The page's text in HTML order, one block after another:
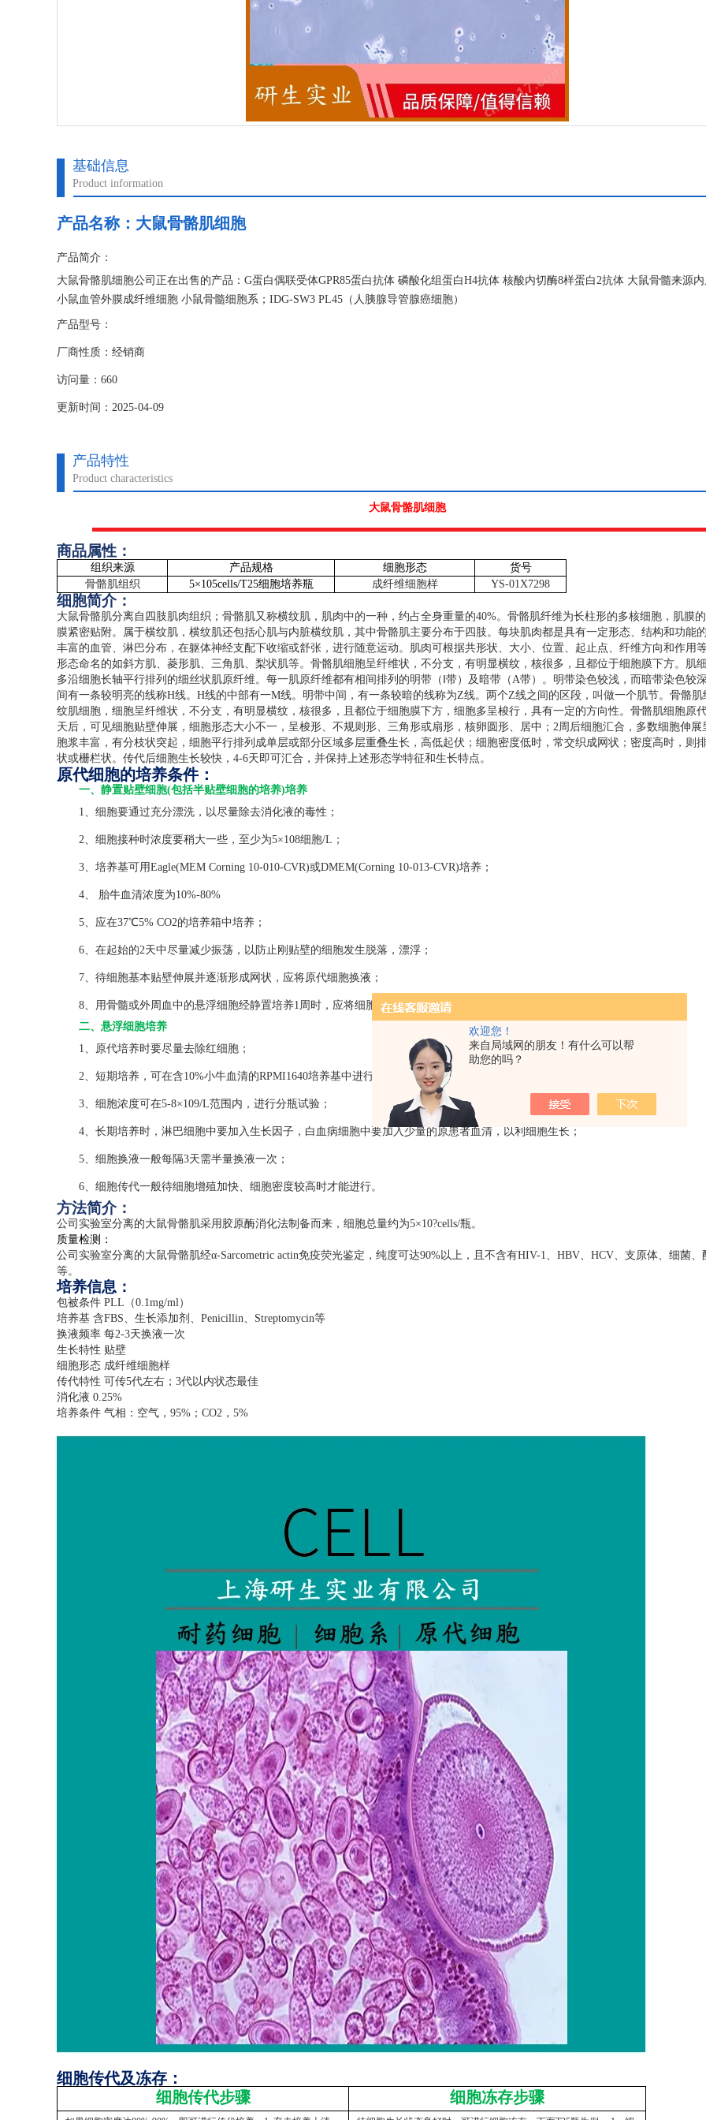
欢迎您！
来自局域网的朋友！有什么可以帮
助您的吗？
基础信息
Product information
产品名称： 大鼠骨骼肌细胞
产品简介：
大鼠骨骼肌细胞公司正在出售的产品：G蛋白偶联受体GPR85蛋白抗体 磷酸化组蛋白H4抗体 核酸内切酶8样蛋白2抗体 大鼠骨髓来源
小鼠血管外膜成纤维细胞 小鼠骨髓细胞系；IDG-SW3 PL45（人胰腺导管腺癌细胞）
产品型号：
厂商性质：经销商
访问量：660
更新时间：2025-04-09
产品特性
Product characteristics
大鼠骨骼肌细胞
商品属性：
组织来源 产品规格 细胞形态
货号
骨骼肌组织
5×105cells/T25细胞培养瓶 成纤维细胞样 YS-01X7298
细胞简介：
大鼠骨骼肌分离自四肢肌肉组织；骨骼肌又称横纹肌，肌肉中的一种，约占全身重量的40%。骨骼肌纤维为长柱形的多核细胞，肌膜
膜紧密贴附。属于横纹肌，横纹肌还包括心肌与内脏横纹肌，其中骨骼肌主要分布于四肢。每块肌肉都是具有一定形态、结构和功能
丰富的血管、淋巴分布，在躯体神经支配下收缩或舒张，进行随意运动。肌肉可根据共形状、大小、位置、起止点、纤维方向和作用
形态命名的如斜方肌、菱形肌、三角肌、梨状肌等。骨骼肌细胞呈纤维状，不分支，有明显横纹，核很多，且都位于细胞膜下方。肌
多沿细胞长轴平行排列的细丝状肌原纤维。每一肌原纤维都有相间排列的明带（Ⅰ带）及暗带（A带）。明带染色较浅，而暗带染色较
间有一条较明亮的线称H线。 H线的中部有一M线。明带中间，有一条较暗的线称为Z线。两个Z线之间的区段，叫做一个肌节。骨骼肌
纹肌细胞，细胞呈纤维状，不分支，有明显横纹，核很多，且都位于细胞膜下方，细胞多呈梭行，具有一定的方向性。骨骼肌细胞原
天后，可见细胞贴壁伸展，细胞形态大小不一，呈梭形、不规则形、三角形或扇形，核卵圆形、居中； 2周后细胞汇合，多数细胞伸展
胞浆丰富，有分枝状突起，细胞平行排列成单层或部分区域多层重叠生长，高低起伏；细胞密度低时，常交织成网状；密度高时，则
状或栅栏状。传代后细胞生长较快， 4-6天即可汇合，并保持上述形态学特征和生长特点。
原代细胞的培养条件：
一、静置贴壁细胞(包括半贴壁细胞的培养)培养
1、细胞要通过充分漂洗，以尽量除去消化液的毒性；
2、细胞接种时浓度要稍大一些，至少为5×108细胞/L；
3、培养基可用Eagle(MEM Corning 10-010-CVR)或DMEM(Corning 10-013-CVR)培养；
4、 胎牛血清浓度为10%-80%
5、应在37℃5% CO2的培养箱中培养；
6、在起始的2天中尽量减少振荡，以防止刚贴壁的细胞发生脱落，漂浮；
7、待细胞基本贴壁伸展并逐渐形成网状，应将原代细胞换液；
8、用骨髓或外周血中的悬浮细胞经静置培养1周时，应将细胞悬液经低速离心后换液。
二、悬浮细胞培养
1、原代培养时要尽量去除红细胞；
2、短期培养，可在含10%小牛血清的RPMI1640培养基中进行；
3、细胞浓度可在5-8×109/L范围内，进行分瓶试验；
4、长期培养时，淋巴细胞中要加入生长因子，白血病细胞中要加入少量的原患者血清，以利细胞生长；
5、细胞换液一般每隔3天需半量换液一次；
6、细胞传代一般待细胞增殖加快、细胞密度较高时才能进行。
方法简介：
公司实验室分离的大鼠骨骼肌采用胶原酶消化法制备而来，细胞总量约为5×10?cells/瓶。
质量检测：
公司实验室分离的大鼠骨骼肌经α-Sarcometric actin免疫荧光鉴定，纯度可达90%以上，且不含有HIV-1、 HBV、 HCV、支原体、细菌、
等。
培养信息：
包被条件 PLL （0.1mg/ml）
培养基 含FBS、生长添加剂、 Penicillin、 Streptomycin等
换液频率 每2-3天换液一次
生长特性 贴壁
细胞形态 成纤维细胞样
传代特性 可传5代左右； 3代以内状态最佳
消化液 0.25%
培养条件 气相：空气， 95% ； CO2 ， 5%
细胞传代及冻存：
细胞传代步骤
细胞冻存步骤